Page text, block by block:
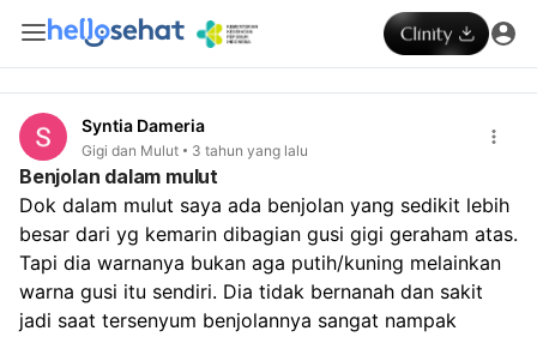
Syntia Dameria
Gigi dan Mulut 3 tahun yang lalu
Benjolan dalam mulut
Dok dalam mulut saya ada benjolan yang sedikit lebih
besar dari yg kemarin dibagian gusi gigi geraham atas.
Tapi dia warnanya bukan aga putih/kuning melainkan
warna gusi itu sendiri. Dia tidak bernanah dan sakit
jadi saat tersenyum benjolannya sangat nampak